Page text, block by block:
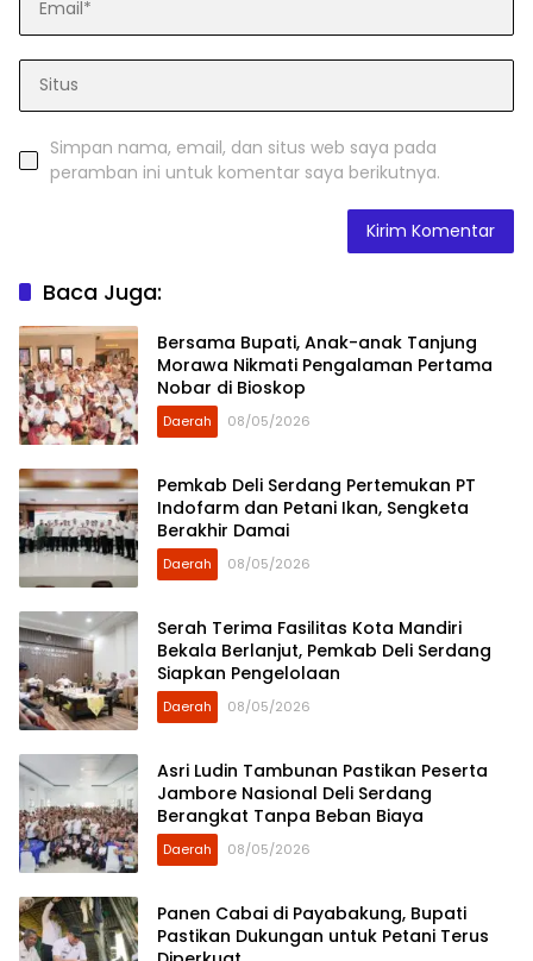
Simpan nama, email, dan situs web saya pada
peramban ini untuk komentar saya berikutnya.
Baca Juga:
Bersama Bupati, Anak-anak Tanjung
Morawa Nikmati Pengalaman Pertama
Nobar di Bioskop
Daerah 08/05/2026
Pemkab Deli Serdang Pertemukan PT
Indofarm dan Petani Ikan, Sengketa
Berakhir Damai
Daerah 08/05/2026
Serah Terima Fasilitas Kota Mandiri
Bekala Berlanjut, Pemkab Deli Serdang
Siapkan Pengelolaan
Daerah 08/05/2026
Asri Ludin Tambunan Pastikan Peserta
Jambore Nasional Deli Serdang
Berangkat Tanpa Beban Biaya
Daerah 08/05/2026
Panen Cabai di Payabakung, Bupati
Pastikan Dukungan untuk Petani Terus